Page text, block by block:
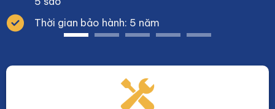
Thời gian bảo hành: 5 năm